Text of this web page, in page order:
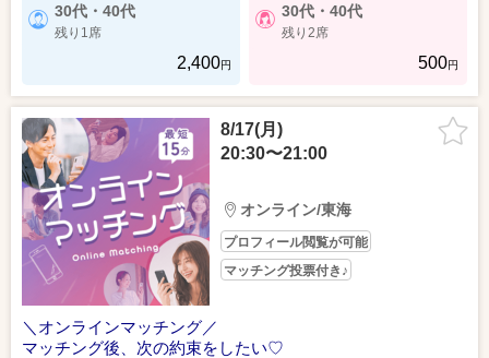
30代・40代
残り1席
2,400円
30代・40代
残り2席
500円
8/17(月)
20:30〜21:00
オンライン/東海
プロフィール閲覧が可能
マッチング投票付き♪
＼オンラインマッチング／
マッチング後、次の約束をしたい♡